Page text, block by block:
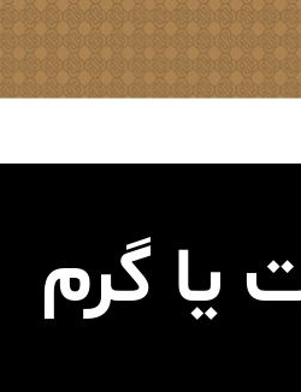
یا گرم